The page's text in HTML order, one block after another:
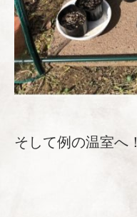
そして例の温室へ！